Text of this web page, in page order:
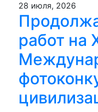
28 июля, 2026
работ на